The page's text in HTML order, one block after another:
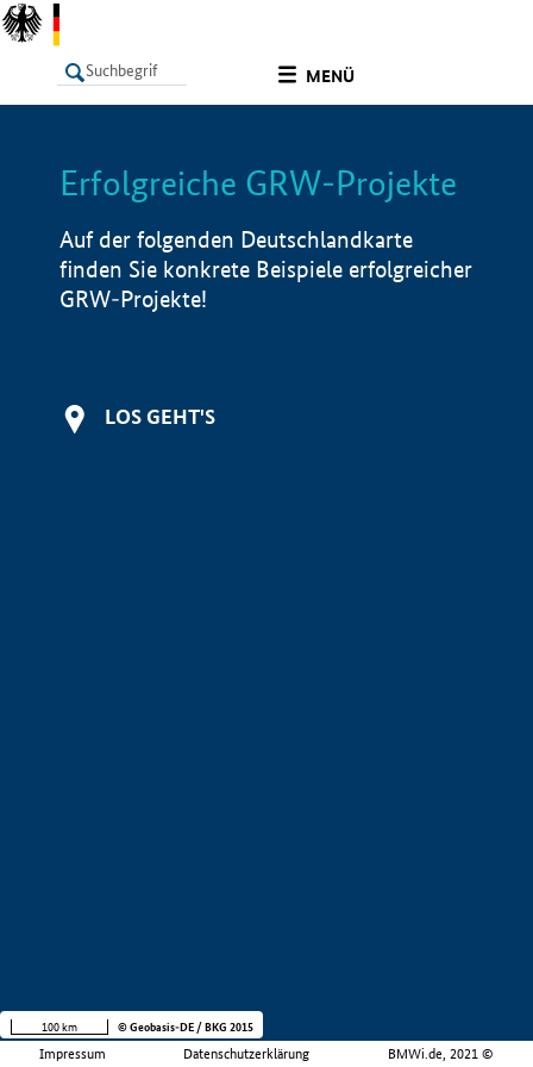
MENÜ
LISTE Info
Erfolgreiche GRW-Projekte
Auf der folgenden Deutschlandkarte
finden Sie konkrete Beispiele erfolgreicher
GRW-Projekte!
LOS GEHT'S
Impressum Datenschutzerklärung BMWi.de, 2021 ©
100 km © Geobasis-DE / BKG 2015